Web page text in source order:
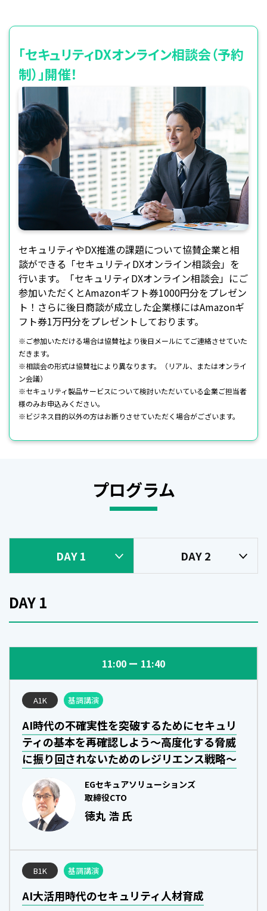
「セキュリティDXオンライン相談会（予約
制）」開催！
セキュリティやDX推進の課題について協賛企業と相
談ができる「セキュリティDXオンライン相談会」を
行います。「セキュリティDXオンライン相談会」にご
参加いただくとAmazonギフト券1000円分をプレゼン
ト！さらに後日商談が成立した企業様にはAmazonギ
フト券1万円分をプレゼントしております。
※ご参加いただける場合は協賛社より後日メールにてご連絡させていた
だきます。
※相談会の形式は協賛社により異なります。（リアル、またはオンライ
ン会議）
※セキュリティ製品サービスについて検討いただいている企業ご担当者
様のみお申込みください。
※ビジネス目的以外の方はお断りさせていただく場合がございます。
プログラム
DAY 1 DAY 2
DAY 1
11:00 11:40
A1K 基調講演
AI時代の不確実性を突破するためにセキュリ
ティの基本を再確認しよう～高度化する脅威
に振り回されないためのレジリエンス戦略～
EGセキュアソリューションズ
取締役CTO
徳丸 浩 氏
B1K 基調講演
AI大活用時代のセキュリティ人材育成